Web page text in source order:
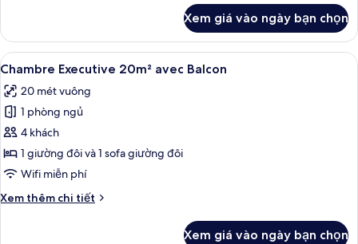
Chambre
Executive
19m²
Xem giá vào ngày bạn chọn
Xem
tất
cả
ảnh
Chambre
Executive
20m²
Balcon
Chambre Executive 20m² avec
5
Chambre Executive 20m² avec Balcon
20 mét vuông
1 phòng ngủ
4 khách
1 giường đôi và 1 sofa giường đôi
Wifi miễn phí
Xem thêm chi tiết
Chi
Xem giá vào ngày bạn chọn